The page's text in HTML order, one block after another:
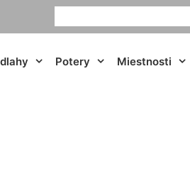
Potery Miestnosti